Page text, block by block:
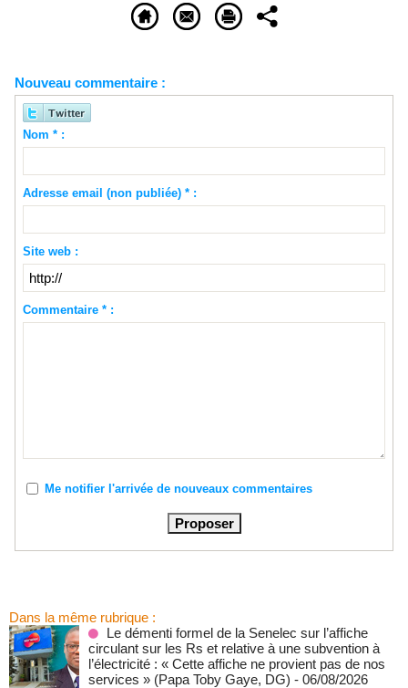
Nouveau commentaire :
Nom * :
Adresse email (non publiée) * :
Site web :
Commentaire * :
Me notifier l'arrivée de nouveaux commentaires
Dans la même rubrique :
Le démenti formel de la Senelec sur l’affiche
circulant sur les Rs et relative à une subvention à
l’électricité : « Cette affiche ne provient pas de nos
services » (Papa Toby Gaye, DG) - 06/08/2026